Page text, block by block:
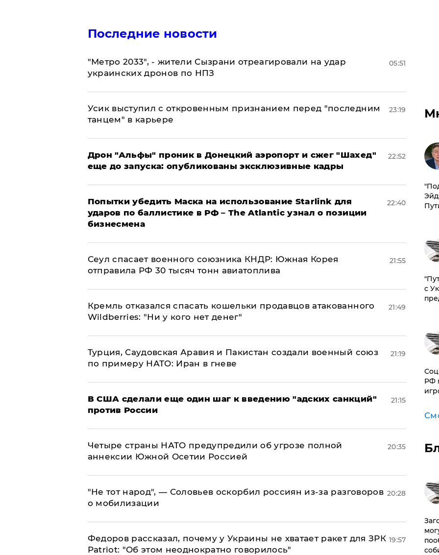
Последние новости
"Метро 2033", - жители Сызрани отреагировали на удар
украинских дронов по НПЗ
05:51
Усик выступил с откровенным признанием перед "последним
танцем" в карьере
23:19
Дрон "Альфы" проник в Донецкий аэропорт и сжег "Шахед"
еще до запуска: опубликованы эксклюзивные кадры
22:52
Попытки убедить Маска на использование Starlink для
ударов по баллистике в РФ – The Atlantic узнал о позиции
бизнесмена
22:40
​Сеул спасает военного союзника КНДР: Южная Корея
отправила РФ 30 тысяч тонн авиатоплива
21:55
Кремль отказался спасать кошельки продавцов атакованного
Wildberries: "Ни у кого нет денег"
21:49
Турция, Саудовская Аравия и Пакистан создали военный союз
по примеру НАТО: Иран в гневе
21:19
В США сделали еще один шаг к введению "адских санкций"
против России
21:15
Четыре страны НАТО предупредили об угрозе полной
аннексии Южной Осетии Россией
20:35
​"Не тот народ", — Соловьев оскорбил россиян из-за разговоров
о мобилизации
20:28
Федоров рассказал, почему у Украины не хватает ракет для ЗРК
Patriot: "Об этом неоднократно говорилось"
19:57
с
РФ